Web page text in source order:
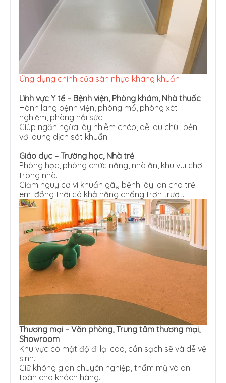
Ứng dụng chính của sàn nhựa kháng khuẩn
Lĩnh vực Y tế – Bệnh viện, Phòng khám, Nhà thuốc
Hành lang bệnh viện, phòng mổ, phòng xét
nghiệm, phòng hồi sức.
Giúp ngăn ngừa lây nhiễm chéo, dễ lau chùi, bền
với dung dịch sát khuẩn.
Giáo dục – Trường học, Nhà trẻ
Phòng học, phòng chức năng, nhà ăn, khu vui chơi
trong nhà.
Giảm nguy cơ vi khuẩn gây bệnh lây lan cho trẻ
em, đồng thời có khả năng chống trơn trượt.
Thương mại – Văn phòng, Trung tâm thương mại,
Showroom
Khu vực có mật độ đi lại cao, cần sạch sẽ và dễ vệ
sinh.
Giữ không gian chuyên nghiệp, thẩm mỹ và an
toàn cho khách hàng.